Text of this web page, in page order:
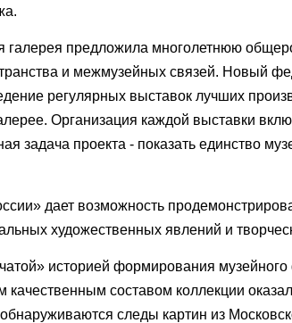
галерея предложила многолетнюю
и межмузейных связей. Новый
регулярных выставок лучших
Организация каждой выставки
задача проекта - показать единство
дает возможность
художественных явлений и
историей формирования музейного
качественным составом коллекции
следы картин из